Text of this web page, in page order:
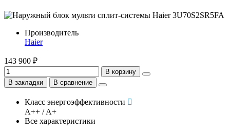
Производитель
Haier
143 900 ₽
В корзину
В закладки
В сравнение
Класс энергоэффективности
A++ / A+
Все характеристики